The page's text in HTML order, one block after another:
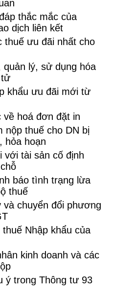
thắc mắc của
dịch liên kết
ưu đãi nhất cho
lý, sử dụng hóa
khẩu ưu đãi mới từ
hoá đơn đặt in
nộp thuế cho DN bị
hỏa hoạn
với tài sản cố định
báo tình trạng lừa
thuế
chuyển đổi phương
Nhập khẩu của
kinh doanh và các
ý trong Thông tư 93